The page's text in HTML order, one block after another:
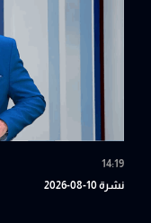
14:19
نشرة 10-08-2026